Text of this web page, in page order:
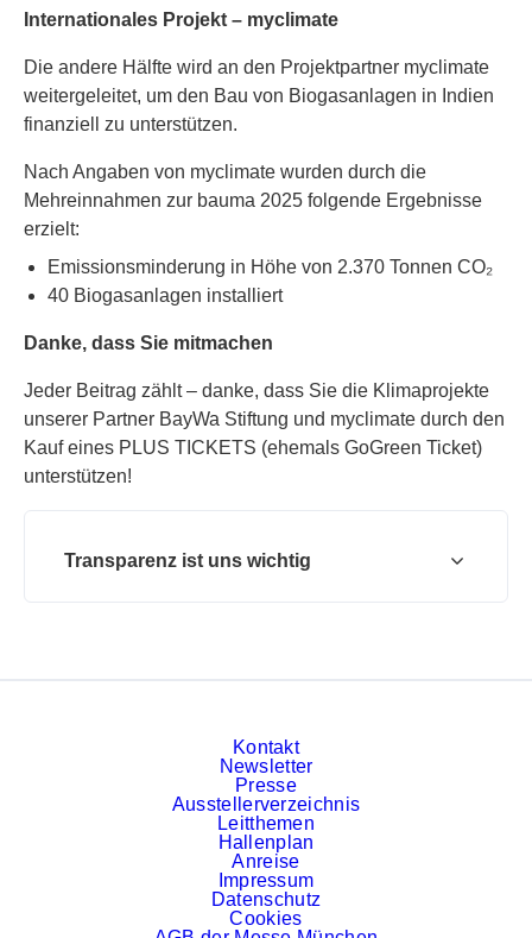
Internationales Projekt – myclimate
Die andere Hälfte wird an den Projektpartner myclimate
weitergeleitet, um den Bau von Biogasanlagen in Indien
finanziell zu unterstützen.
Nach Angaben von myclimate wurden durch die
Mehreinnahmen zur bauma 2025 folgende Ergebnisse
erzielt:
Emissionsminderung in Höhe von 2.370 Tonnen CO₂
40 Biogasanlagen installiert
Danke, dass Sie mitmachen
Jeder Beitrag zählt – danke, dass Sie die Klimaprojekte
unserer Partner BayWa Stiftung und myclimate durch den
Kauf eines PLUS TICKETS (ehemals GoGreen Ticket)
unterstützen!
Transparenz ist uns wichtig
Kontakt
Newsletter
Presse
Ausstellerverzeichnis
Leitthemen
Hallenplan
Anreise
Impressum
Datenschutz
Cookies